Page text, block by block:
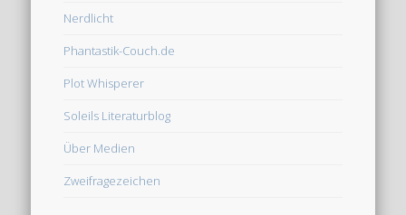
Nerdlicht
Phantastik-Couch.de
Plot Whisperer
Soleils Literaturblog
Über Medien
Zweifragezeichen